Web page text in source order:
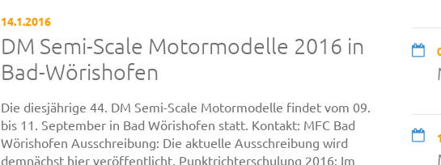
14.1.2016
DM Semi-Scale Motormodelle 2016 in
Bad-Wörishofen
Die diesjährige 44. DM Semi-Scale Motormodelle findet vom 09.
bis 11. September in Bad Wörishofen statt. Kontakt: MFC Bad
Wörishofen Ausschreibung: Die aktuelle Ausschreibung wird
demnächst hier veröffentlicht. Punktrichterschulung 2016: Im